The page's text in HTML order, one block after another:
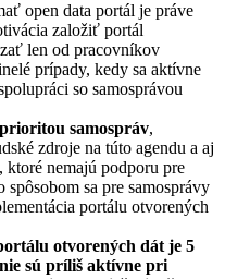
open data portál je práve
založiť portál
len od pracovníkov
prípady, kedy sa aktívne
so samosprávou
samospráv,
zdroje na túto agendu a aj
ktoré nemajú podporu pre
sa pre samosprávy
portálu otvorených
otvorených dát je 5
sú príliš aktívne pri